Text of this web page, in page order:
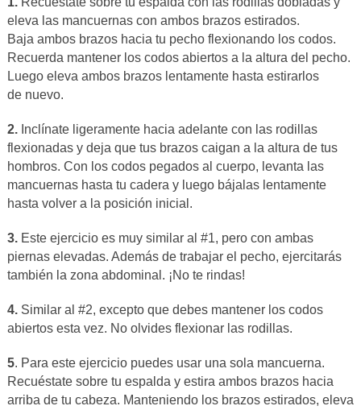
eleva las mancuernas con ambos brazos estirados.
Baja ambos brazos hacia tu pecho flexionando los codos.
Recuerda mantener los codos abiertos a la altura del pecho.
Luego eleva ambos brazos lentamente hasta estirarlos
de nuevo.
2.Inclínate ligeramente hacia adelante con las rodillas
flexionadas y deja que tus brazos caigan a la altura de tus
hombros. Con los codos pegados al cuerpo, levanta las
mancuernas hasta tu cadera y luego bájalas lentamente
hasta volver a la posición inicial.
3.Este ejercicio es muy similar al #1, pero con ambas
piernas elevadas. Además de trabajar el pecho, ejercitarás
también la zona abdominal. ¡No te rindas!
4.Similar al #2, excepto que debes mantener los codos
abiertos esta vez. No olvides flexionar las rodillas.
5. Para este ejercicio puedes usar una sola mancuerna.
Recuéstate sobre tu espalda y estira ambos brazos hacia
arriba de tu cabeza. Manteniendo los brazos estirados, eleva